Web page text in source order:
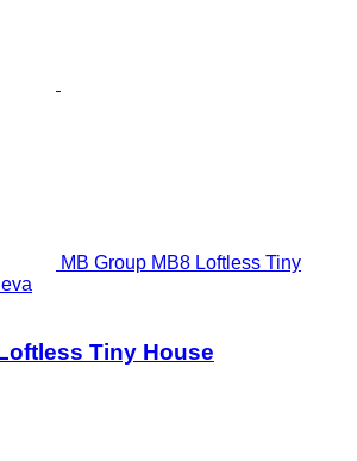
MB Group MB8 Loftless Tiny
Tiny House